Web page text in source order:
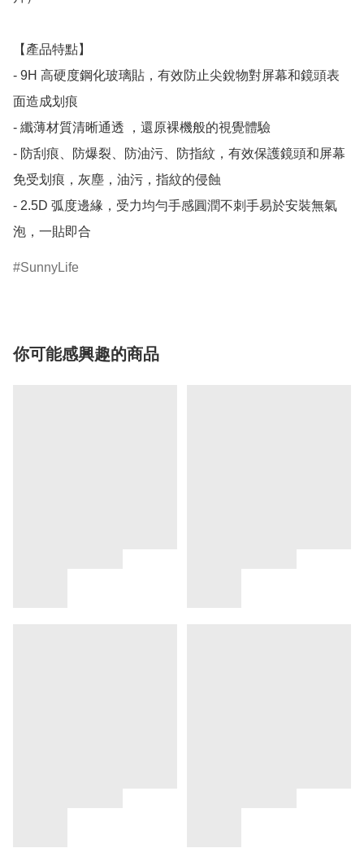
【產品特點】
- 9H 高硬度鋼化玻璃貼，有效防止尖銳物對屏幕和鏡頭表
面造成划痕
- 纖薄材質清晰通透 ，還原裸機般的視覺體驗
- 防刮痕、防爆裂、防油污、防指紋，有效保護鏡頭和屏幕
免受划痕，灰塵，油污，指紋的侵蝕
- 2.5D 弧度邊緣，受力均勻手感圓潤不刺手易於安裝無氣
泡，一貼即合
SunnyLife
你可能感興趣的商品